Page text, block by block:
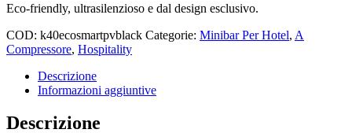
Eco-friendly, ultrasilenzioso e dal design esclusivo.
COD: k40ecosmartpvblack Categorie: Minibar Per Hotel, A
Compressore, Hospitality
Descrizione
Informazioni aggiuntive
Descrizione